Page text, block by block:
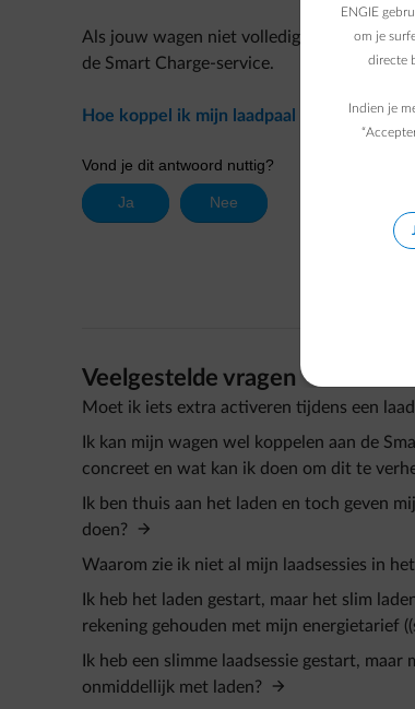
Als jouw wagen niet volledig compatibel is,
de Smart Charge-service.
Hoe koppel ik mijn laadpaal met de Smart
Veelgestelde vragen
Moet ik iets extra activeren tijdens een
Ik kan mijn wagen wel koppelen aan de
concreet en wat kan ik doen om dit te
Ik ben thuis aan het laden en toch geven
doen?
Waarom zie ik niet al mijn laadsessies in
Ik heb het laden gestart, maar het slim
rekening gehouden met mijn energietarief
Ik heb een slimme laadsessie gestart,
onmiddellijk met laden?
ENGIE
om je
directe
Indien je